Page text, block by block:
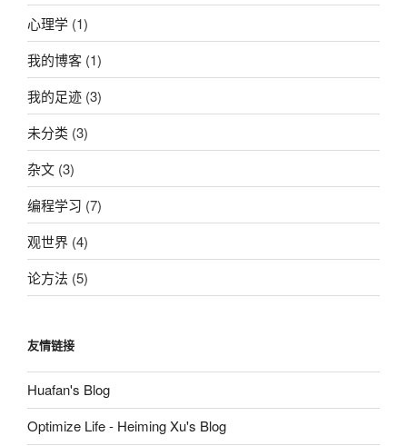
心理学 (1)
我的博客 (1)
我的足迹 (3)
未分类 (3)
杂文 (3)
编程学习 (7)
观世界 (4)
论方法 (5)
友情链接
Huafan's Blog
Optimize Life - Heiming Xu's Blog